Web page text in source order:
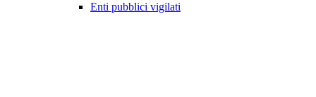
Enti pubblici vigilati